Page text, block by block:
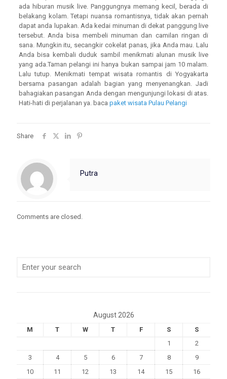
ada hiburan musik live. Panggungnya memang kecil, berada di
belakang kolam. Tetapi nuansa romantisnya, tidak akan pernah
dapat anda lupakan. Ada kedai minuman di dekat panggung live
tersebut. Anda bisa membeli minuman dan camilan ringan di
sana. Mungkin itu, secangkir cokelat panas, jika Anda mau. Lalu
Anda bisa kembali duduk sambil menikmati alunan musik live
yang ada.Taman pelangi ini hanya bukan sampai jam 10 malam.
Lalu tutup. Menikmati tempat wisata romantis di Yogyakarta
bersama pasangan adalah bagian yang menyenangkan. Jadi
bahagiakan pasangan Anda dengan mengunjungi lokasi di atas.
Hati-hati di perjalanan ya. baca paket wisata Pulau Pelangi
Share
Putra
Comments are closed.
August 2026
M T W T F S
S
1
2
3
4 5 6 7 8
9
10
11 12 13 14 15
16